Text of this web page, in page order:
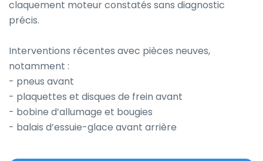
claquement moteur constatés sans diagnostic
précis.
Interventions récentes avec pièces neuves,
notamment :
- pneus avant
- plaquettes et disques de frein avant
- bobine d’allumage et bougies
- balais d’essuie-glace avant arrière